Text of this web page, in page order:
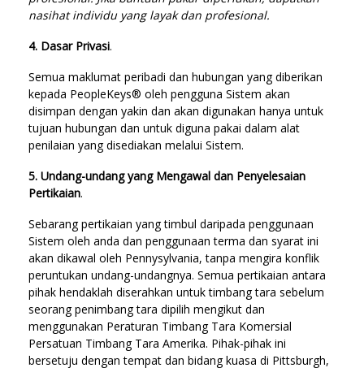
nasihat individu yang layak dan profesional.
4. Dasar Privasi.
Semua maklumat peribadi dan hubungan yang diberikan
kepada PeopleKeys® oleh pengguna Sistem akan
disimpan dengan yakin dan akan digunakan hanya untuk
tujuan hubungan dan untuk diguna pakai dalam alat
penilaian yang disediakan melalui Sistem.
5. Undang-undang yang Mengawal dan Penyelesaian
Pertikaian.
Sebarang pertikaian yang timbul daripada penggunaan
Sistem oleh anda dan penggunaan terma dan syarat ini
akan dikawal oleh Pennysylvania, tanpa mengira konflik
peruntukan undang-undangnya. Semua pertikaian antara
pihak hendaklah diserahkan untuk timbang tara sebelum
seorang penimbang tara dipilih mengikut dan
menggunakan Peraturan Timbang Tara Komersial
Persatuan Timbang Tara Amerika. Pihak-pihak ini
bersetuju dengan tempat dan bidang kuasa di Pittsburgh,